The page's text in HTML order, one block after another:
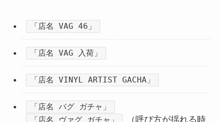
「店名 VAG 46」
「店名 VAG 入荷」
「店名 VINYL ARTIST GACHA」
「店名 バグ ガチャ」
「店名 ヴァグ ガチャ」
（呼び方が揺れる時